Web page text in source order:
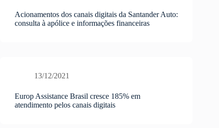
Acionamentos dos canais digitais da Santander Auto:
consulta à apólice e informações financeiras
13/12/2021
Europ Assistance Brasil cresce 185% em
atendimento pelos canais digitais